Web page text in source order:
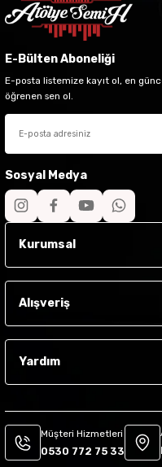
E-Bülten Aboneliği
E-posta listemize kayıt ol, en
öğrenen sen ol.
Sosyal Medya
Kurumsal
Alışveriş
Yardım
Müşteri Hizmetleri
0530 772 75 33